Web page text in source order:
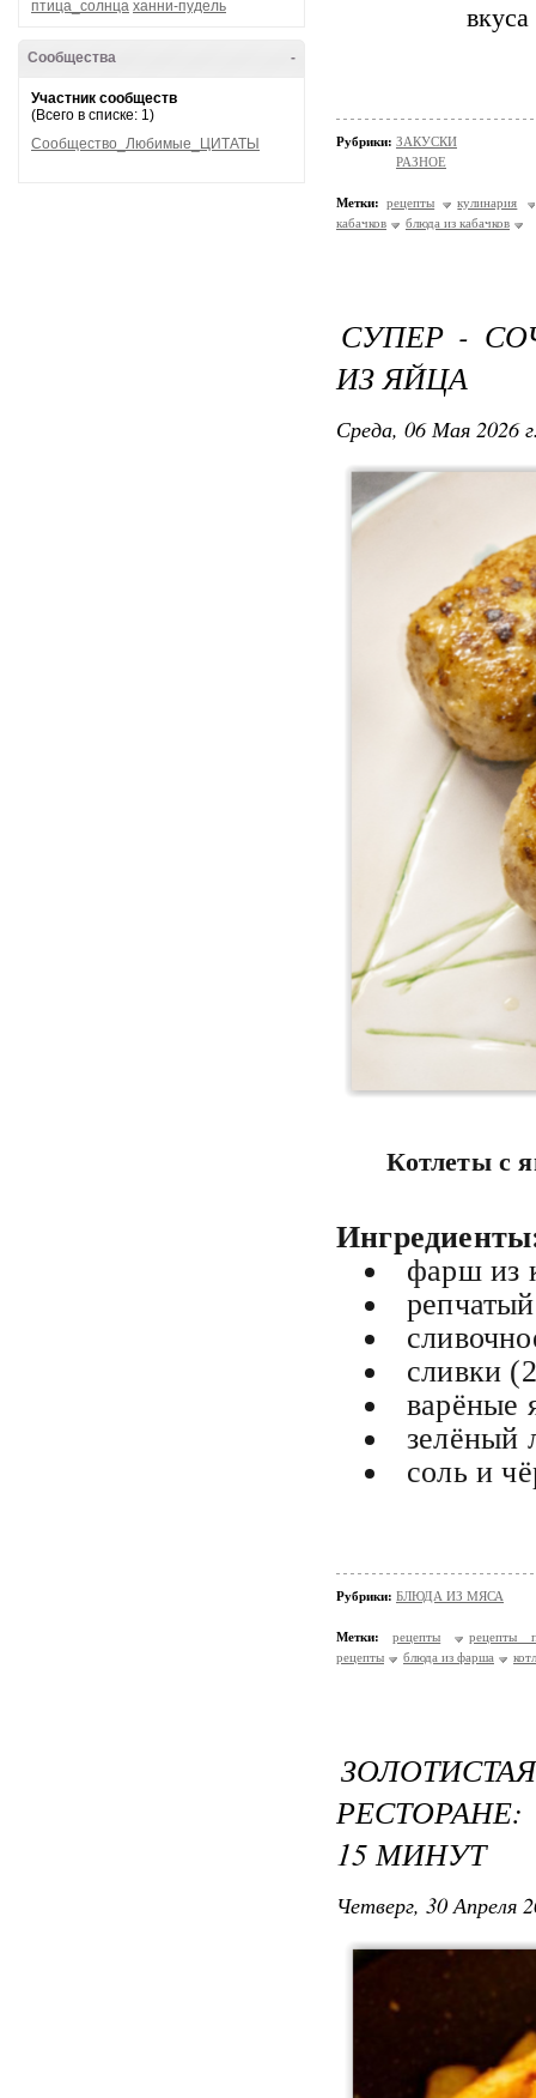
птица_солнца ханни-пудель
-
Сообщества
Участник сообществ
(Всего в списке: 1)
Сообщество_Любимые_ЦИТАТЫ
Рубрики: ЗАКУСКИ
РАЗНОЕ
Метки: рецепты
кулинария
кабачков
блюда из кабачков
СУПЕР -
ИЗ ЯЙЦА
Среда, 06 Мая 2026
Котлеты с
фарш из
сливки
варёные
зелёный
соль и
Рубрики: БЛЮДА ИЗ МЯСА
Метки: рецепты
рецепты
рецепты
блюда из фарша
15 МИНУТ
Четверг, 30 Апреля